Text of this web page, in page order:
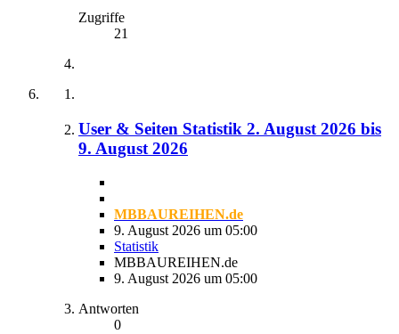
Zugriffe
21
User & Seiten Statistik 2. August 2026 bis
9. August 2026
MBBAUREIHEN.de
9. August 2026 um 05:00
Statistik
MBBAUREIHEN.de
9. August 2026 um 05:00
Antworten
0